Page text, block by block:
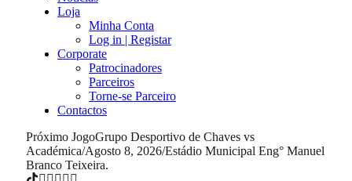
Loja
Minha Conta
Log in | Registar
Corporate
Patrocinadores
Parceiros
Torne-se Parceiro
Contactos
Próximo JogoGrupo Desportivo de Chaves vs
Académica/Agosto 8, 2026/Estádio Municipal Eng° Manuel
Branco Teixeira.